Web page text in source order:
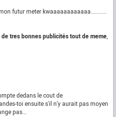
futur meter kwaaaaaaaaaaaa...........
de tres bonnes publicités tout de meme,
dedans le cout de
toi ensuite s'il n'y aurait pas moyen
pas...